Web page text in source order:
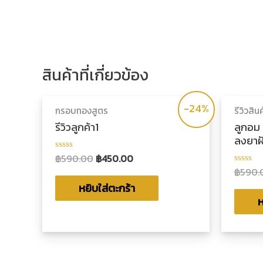
สินค้าที่เกี่ยวข้อง
-24%
กรอบทองสูตร
รีวิวลูกค้า1
ให้
0
5
฿590.00 ฿450.00
หยิบใส่ตะกร้า
รีวิวสิ
ลูกอม
ลงยา
ให้
0
5
฿